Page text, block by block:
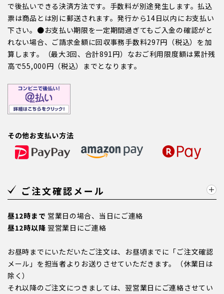
で後払いできる決済方法です。手数料が別途発生します。払込
票は商品とは別に郵送されます。発行から14日以内にお支払い
下さい。●お支払い期限を一定期間過ぎてもご入金の確認がと
れない場合、ご請求金額に回収事務手数料297円（税込）を加
算します。（最大3回、合計891円）なおご利用限度額は累計残
高で55,000円（税込）までとなります。
その他お支払い方法
ご注文確認メール
昼12時まで 営業日の場合、当日にご連絡
昼12時以降 翌営業日にご連絡
お昼時までにいただいたご注文は、お昼頃までに「ご注文確認
メール」を担当者よりお送りさせていただきます。（休業日は
除く）
それ以降のご注文につきましては、翌営業日にご連絡させてい